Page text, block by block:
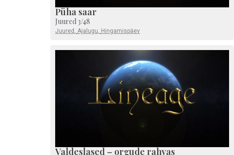
Püha saar
Juured 3/48
Juured Ajalugu Hingamispäev
Valdeslased – orgude rahvas